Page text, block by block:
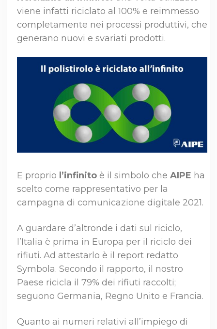
viene infatti riciclato al 100% e reimmesso
completamente nei processi produttivi, che
generano nuovi e svariati prodotti.
E proprio l’infinito è il simbolo che AIPE ha
scelto come rappresentativo per la
campagna di comunicazione digitale 2021.
A guardare d’altronde i dati sul riciclo,
l’Italia è prima in Europa per il riciclo dei
rifiuti. Ad attestarlo è il report redatto
Symbola. Secondo il rapporto, il nostro
Paese ricicla il 79% dei rifiuti raccolti;
seguono Germania, Regno Unito e Francia.
Quanto ai numeri relativi all’impiego di